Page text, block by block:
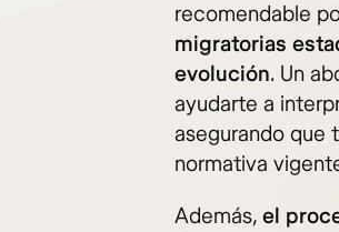
recomendable
migratorias
evolución. Un
ayudarte a
asegurando que
normativa
Además, el